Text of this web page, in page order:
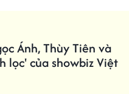
Ánh, Thùy Tiên và
lọc' của showbiz Việt